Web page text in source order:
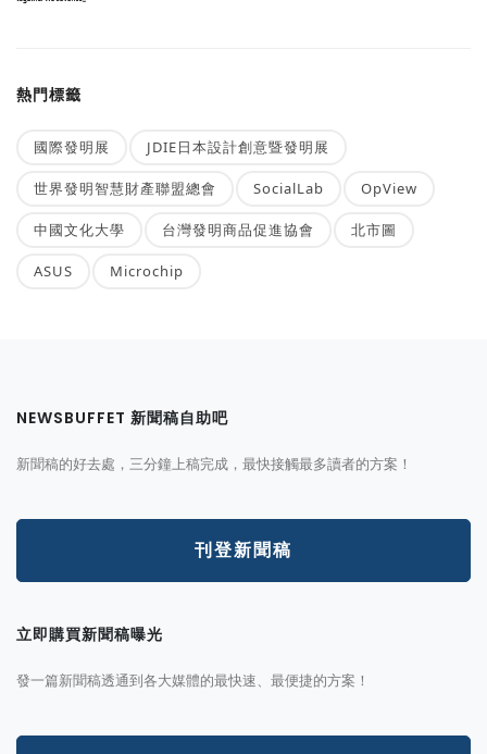
熱門標籤
國際發明展 JDIE日本設計創意暨發明展
世界發明智慧財產聯盟總會 SocialLab OpView
中國文化大學 台灣發明商品促進協會 北市圖
ASUS Microchip
NEWSBUFFET 新聞稿自助吧
新聞稿的好去處，三分鐘上稿完成，最快接觸最多讀者的方案！
刊登新聞稿
立即購買新聞稿曝光
發一篇新聞稿透通到各大媒體的最快速、最便捷的方案！